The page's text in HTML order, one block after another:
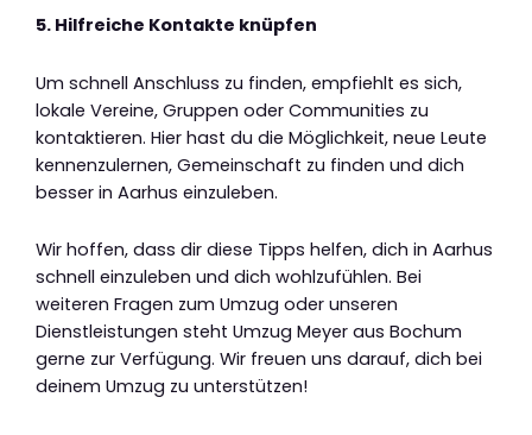
5. Hilfreiche Kontakte knüpfen
Um schnell Anschluss zu finden, empfiehlt es sich,
lokale Vereine, Gruppen oder Communities zu
kontaktieren. Hier hast du die Möglichkeit, neue Leute
kennenzulernen, Gemeinschaft zu finden und dich
besser in Aarhus einzuleben.
Wir hoffen, dass dir diese Tipps helfen, dich in Aarhus
schnell einzuleben und dich wohlzufühlen. Bei
weiteren Fragen zum Umzug oder unseren
Dienstleistungen steht Umzug Meyer aus Bochum
gerne zur Verfügung. Wir freuen uns darauf, dich bei
deinem Umzug zu unterstützen!